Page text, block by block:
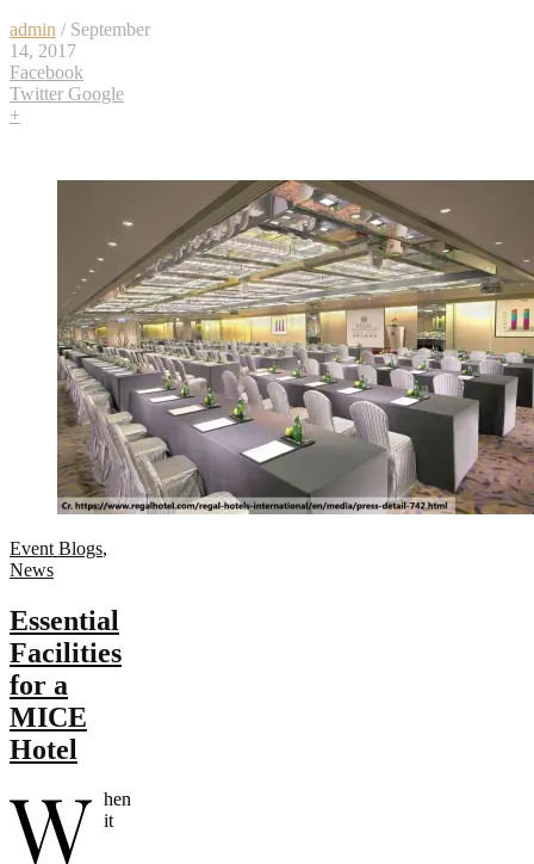
admin / September
14, 2017
Facebook
Twitter Google
+
Event Blogs,
News
Essential
Facilities
for a
MICE
Hotel
W hen
it